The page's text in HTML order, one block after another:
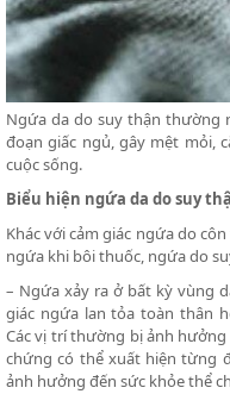
Ngứa da do suy thận thường
đoạn giấc ngủ, gây mệt mỏi,
cuộc sống.
Biểu hiện ngứa da do suy
Khác với cảm giác ngứa do
ngứa khi bôi thuốc, ngứa do
– Ngứa xảy ra ở bất kỳ vùng
giác ngứa lan tỏa toàn thân
Các vị trí thường bị ảnh
chứng có thể xuất hiện từng
ảnh hưởng đến sức khỏe thể